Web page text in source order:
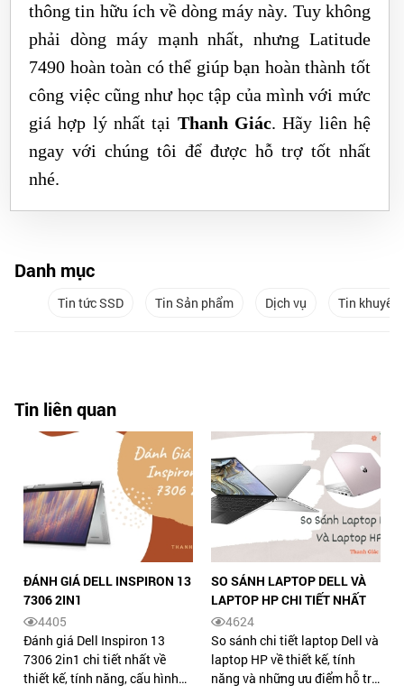
thông tin hữu ích về dòng máy này. Tuy không
phải dòng máy mạnh nhất, nhưng Latitude
7490 hoàn toàn có thể giúp bạn hoàn thành tốt
công việc cũng như học tập của mình với mức
giá hợp lý nhất tại Thanh Giác. Hãy liên hệ
ngay với chúng tôi để được hỗ trợ tốt nhất
nhé.
Danh mục
Tin tức SSD Tin Sản phẩm Dịch vụ Tin khuyến
Tin liên quan
ĐÁNH GIÁ DELL INSPIRON 13
7306 2IN1
4405
Đánh giá Dell Inspiron 13
7306 2in1 chi tiết nhất về
thiết kế, tính năng, cấu hình
SO SÁNH LAPTOP DELL VÀ
LAPTOP HP CHI TIẾT NHẤT
4624
So sánh chi tiết laptop Dell và
laptop HP về thiết kế, tính
năng và những ưu điểm hỗ trợ